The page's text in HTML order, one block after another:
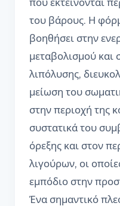
του βάρους. Η
βοηθήσει στην
μεταβολισμού και
λιπόλυσης,
μείωση του
στην περιοχή της
συστατικά του
όρεξης και στον
λιγούρων, οι
εμπόδιο στην
Ένα σημαντικό